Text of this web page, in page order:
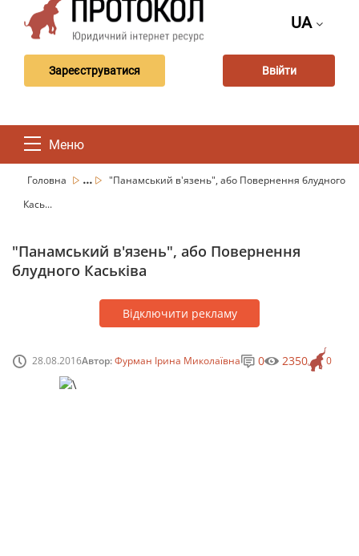
UA
Зареєструватися Ввійти
Меню
Головна ...
"Панамський в'язень", або Повернення блудного
Кась...
"Панамський в'язень", або Повернення
блудного Каськіва
Відключити рекламу
28.08.2016Автор:Фурман Ірина Миколаївна 0
0 2350